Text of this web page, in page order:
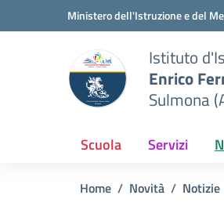
Vai ai contenuti
Vai al menu di navigazioneMinistero dell'Istruzione e del
Istituto
Enrico
Sulmona
Scuola Servizi
Home Novità Notizie